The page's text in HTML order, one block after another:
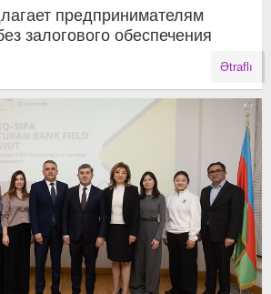
предпринимателям
залогового обеспечения
Ətraflı